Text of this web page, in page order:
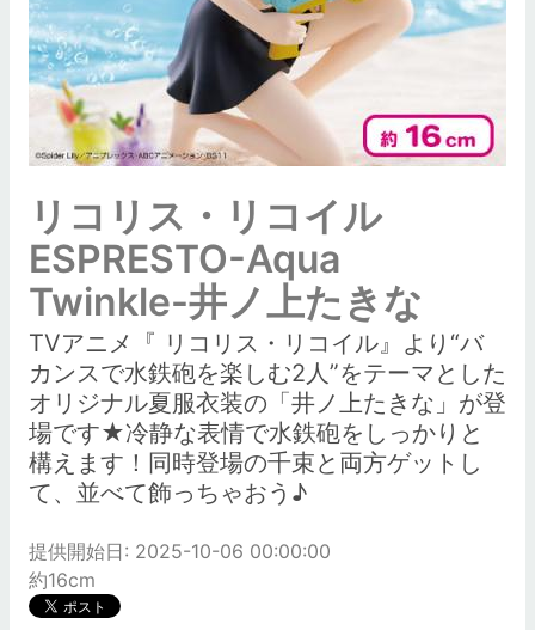
リコリス・リコイル
ESPRESTO-Aqua
Twinkle-井ノ上たきな
TVアニメ『 リコリス・リコイル』より“バ
カンスで水鉄砲を楽しむ2人”をテーマとした
オリジナル夏服衣装の「井ノ上たきな」が登
場です★冷静な表情で水鉄砲をしっかりと
構えます！同時登場の千束と両方ゲットし
て、並べて飾っちゃおう♪
提供開始日: 2025-10-06 00:00:00
約16cm